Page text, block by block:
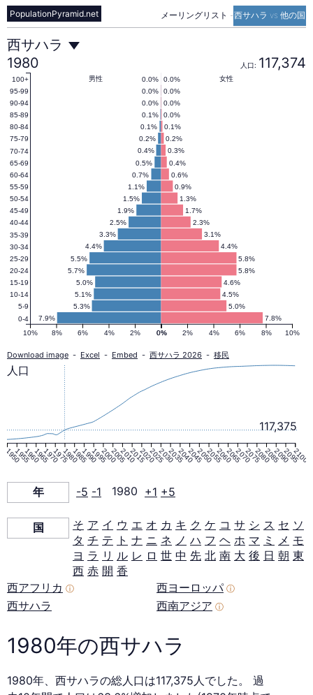
メーリングリスト -西サハラ vs 他の国
PopulationPyramid.net
西
サ
ハ
ラ
の
人
口
ピ
ラ
ッ
ド
1980
年
西サハラ
1980
人口: 117,374
7.8%
7.9%
5.0%
5.3%
4.5%
5.1%
4.6%
5.0%
5.8%
5.7%
5.8%
5.5%
4.4%
4.4%
3.1%
3.3%
2.3%
2.5%
1.7%
1.9%
1.3%
1.5%
0.9%
1.1%
0.6%
0.7%
0.4%
0.5%
0.3%
0.4%
0.2%
0.2%
0.1%
0.1%
0.0%
0.1%
0.0%
0.0%
0.0%
0.0%
0.0%
0.0% 女性
男性
0% 2% 4% 6% 8% 10%
10% 8% 6% 4% 2% 0%
0-4
5-9
10-14
15-19
20-24
25-29
30-34
35-39
40-44
45-49
50-54
55-59
60-64
65-69
70-74
75-79
80-84
85-89
90-94
95-99
100+
Download image - Excel - Embed - 西サハラ 2026 - 移民
1950195519601965197019751980198519901995200020052010201520202025203020352040204520502055206020652070207520802085209020952100
117,375
人口
年 -5 -1 1980 +1 +5
国 そ ア イ ウ エ オ カ キ ク ケ コ サ シ ス セ ソ
タ チ テ ト ナ ニ ネ ノ ハ フ ヘ ホ マ ミ メ モ
ヨ ラ リ ル レ ロ 世 中 先 北 南 大 後 日 朝 東
西 赤 開 香
西アフリカ ⓘ
西サハラ
西ヨーロッパ ⓘ
西南アジア ⓘ
1980年の西サハラ
1980年、西サハラの総人口は117,375人でした。 過